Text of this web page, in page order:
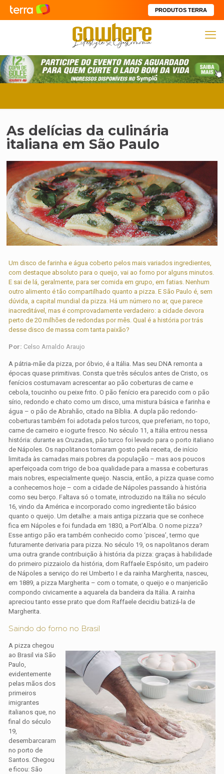
PRODUTOS TERRA
As delícias da culinária
italiana em São Paulo
Um disco de farinha e água coberto pelos mais variados ingredientes,
com destaque absoluto para o queijo, vai ao forno por alguns minutos.
E sai de lá, geralmente, para ser comida em grupo, em fatias. Nenhum
outro alimento é tão compartilhado quanto a pizza. E São Paulo é, sem
dúvida, a capital mundial da pizza. Há um número no ar, que parece
inacreditável, mas é comprovadamente verdadeiro: a cidade devora
perto de 20 milhões de redondas por mês. Qual é a história por trás
desse disco de massa com tanta paixão?
Por: Celso Arnaldo Araujo
A pátria-mãe da pizza, por óbvio, é a Itália. Mas seu DNA remonta a
épocas quase primitivas. Consta que três séculos antes de Cristo, os
fenícios costumavam acrescentar ao pão coberturas de carne e
cebola, toucinho ou peixe frito. O pão fenício era parecido com o pão
sírio, redondo e chato como um disco, uma mistura básica e farinha e
água – o pão de Abrahão, citado na Bíblia. A dupla pão redondo-
coberturas também foi adotada pelos turcos, que preferiam, no topo,
carne de carneiro e iogurte fresco. No século 11, a Itália entrou nessa
história: durante as Cruzadas, pão turco foi levado para o porto italiano
de Nápoles. Os napolitanos tomaram gosto pela receita, de início
limitada às camadas mais pobres da população – mas aos poucos
aperfeiçoada com trigo de boa qualidade para a massa e coberturas
mais nobres, especialmente queijo. Nascia, então, a pizza quase como
a conhecemos hoje – com a cidade de Nápoles passando à história
como seu berço. Faltava só o tomate, introduzido na Itália no século
16, vindo da América e incorporado como ingrediente tão básico
quanto o queijo. Um detalhe: a mais antiga pizzaria que se conhece
fica em Nápoles e foi fundada em 1830, a Port’Alba. O nome pizza?
Esse antigo pão era também conhecido como ‘piscea’, termo que
futuramente derivaria para pizza. No século 19, os napolitanos deram
uma outra grande contribuição à história da pizza: graças à habilidade
do primeiro pizzaiolo da história, dom Raffaele Espósito, um padeiro
de Nápoles a serviço do rei Umberto I e da rainha Margherita, nasceu,
em 1889, a pizza Margherita – com o tomate, o queijo e o manjericão
compondo civicamente a aquarela da bandeira da Itália. A rainha
apreciou tanto esse prato que dom Raffaele decidiu batizá-la de
Margherita.
Saindo do forno no Brasil
A pizza chegou
ao Brasil via São
Paulo,
evidentemente
pelas mãos dos
primeiros
imigrantes
italianos que, no
final do século
19,
desembarcaram
no porto de
Santos. Chegou
e ficou: São